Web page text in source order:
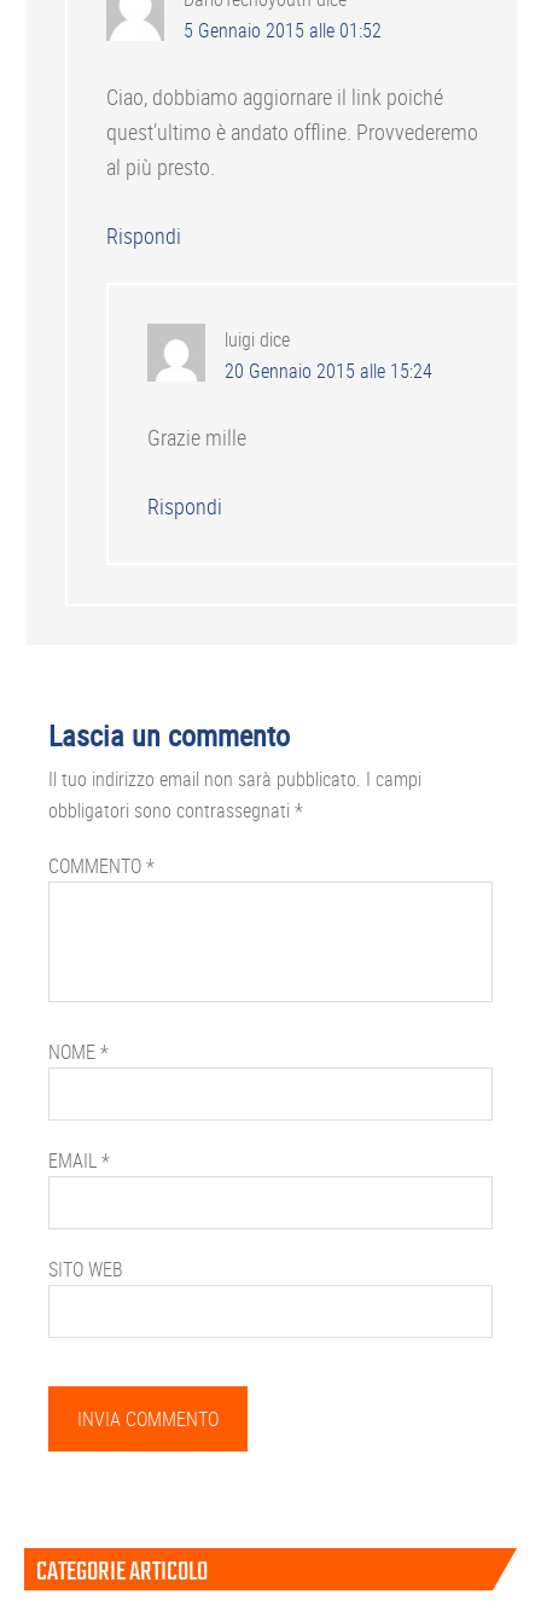
5 Gennaio 2015 alle 01:52
Ciao, dobbiamo aggiornare il link poiché
quest’ultimo è andato offline. Provvederemo
al più presto.
Rispondi
luigi dice
20 Gennaio 2015 alle 15:24
Grazie mille
Rispondi
Lascia un commento
Il tuo indirizzo email non sarà pubblicato. I campi
obbligatori sono contrassegnati *
COMMENTO*
NOME*
EMAIL*
SITO WEB
Barra
laterale
CATEGORIE ARTICOLO